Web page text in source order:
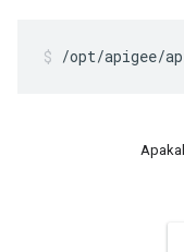
/opt/apigee/